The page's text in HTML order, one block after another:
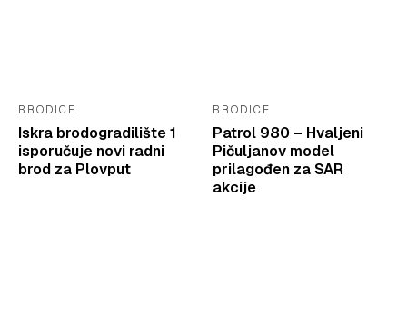
BRODICE
Iskra brodogradilište 1
isporučuje novi radni
brod za Plovput
BRODICE
Patrol 980 – Hvaljeni
Pičuljanov model
prilagođen za SAR
akcije